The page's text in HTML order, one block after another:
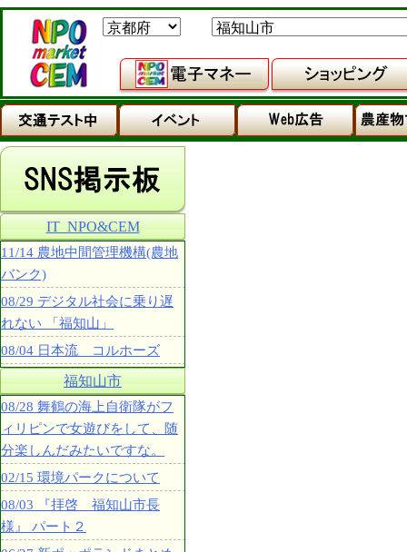
IT_NPO&CEM
11/14 農地中間管理機構(農地
バンク)
08/29 デジタル社会に乗り遅
れない 「福知山」
08/04 日本流 コルホーズ
福知山市
08/28 舞鶴の海上自衛隊がフ
ィリピンで女遊びをして、随
分楽しんだみたいですな。
02/15 環境パークについて
08/03 『拝啓 福知山市長
様』 パート２